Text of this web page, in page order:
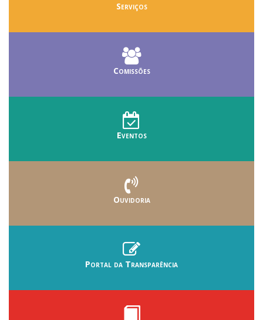
Serviços
Comissões
Eventos
Ouvidoria
Portal da Transparência